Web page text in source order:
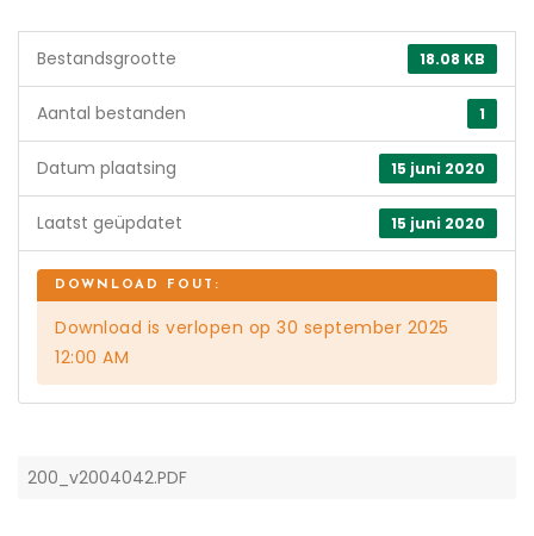
18.08 KB
Bestandsgrootte
1
Aantal bestanden
15 juni 2020
Datum plaatsing
15 juni 2020
Laatst geüpdatet
Download is verlopen op 30 september 2025
12:00 AM
200_v2004042.PDF